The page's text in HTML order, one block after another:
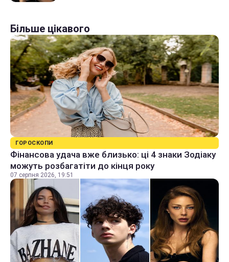
Більше цікавого
ГОРОСКОПИ
Фінансова удача вже близько: ці 4 знаки Зодіаку
можуть розбагатіти до кінця року
07 серпня 2026, 19:51